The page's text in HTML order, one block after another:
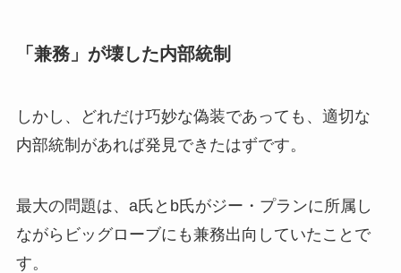
「兼務」が壊した内部統制
しかし、どれだけ巧妙な偽装であっても、適切な
内部統制があれば発見できたはずです。
最大の問題は、a氏とb氏がジー・プランに所属し
ながらビッグローブにも兼務出向していたことで
す。